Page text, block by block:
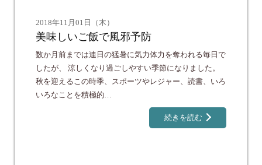
2018年11月01日（木）
美味しいご飯で風邪予防
数か月前までは連日の猛暑に気力体力を奪われる毎日で
したが、 涼しくなり過ごしやすい季節になりました。
秋を迎えるこの時季、スポーツやレジャー、読書、いろ
いろなことを積極的…
続きを読む